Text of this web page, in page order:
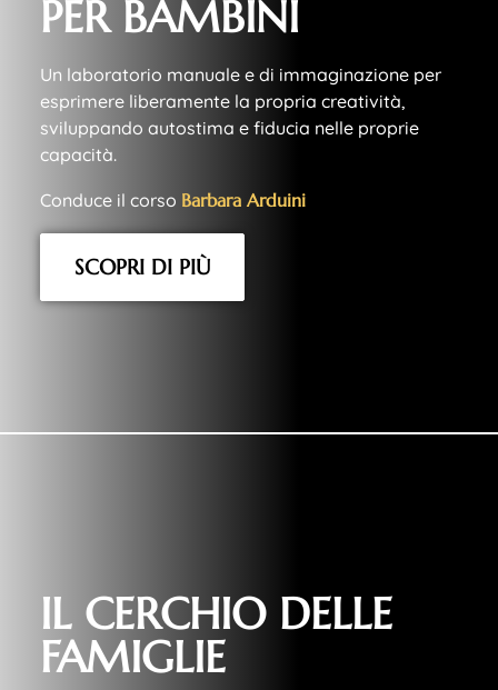
PER BAMBINI
Un laboratorio manuale e di immaginazione per
esprimere liberamente la propria creatività,
sviluppando autostima e fiducia nelle proprie
capacità.
Conduce il corso Barbara Arduini
SCOPRI DI PIÙ
IL CERCHIO DELLE
FAMIGLIE